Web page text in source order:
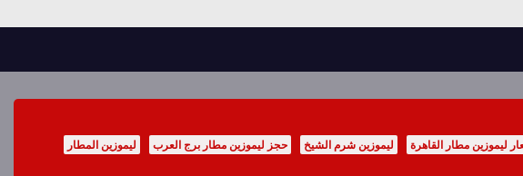
ليموزين مطار القاهرة ليموزين شرم الشيخ حجز ليموزين مطار برج العرب
ليموزين المطار